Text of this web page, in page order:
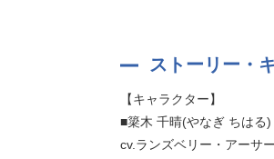
そしてあるトラブルがき
とっつきづらいと思って
時に翻弄されて時に癒さ
ストーリー・
【キャラクター】
■簗木 千晴(やなぎ ちはる)
cv.ランズベリー・アーサー